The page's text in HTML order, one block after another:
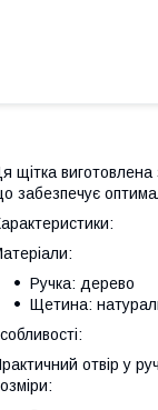
щітка виготовлена
забезпечує
Ручка: дерево
Щетина:
отвір у